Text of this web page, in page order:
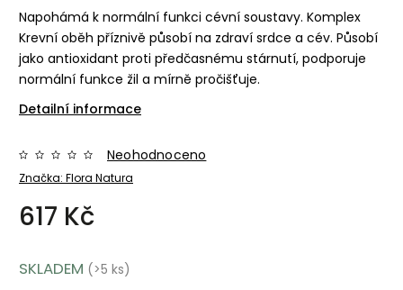
Napohámá k normální funkci cévní soustavy. Komplex
Krevní oběh příznivě působí na zdraví srdce a cév. Působí
jako antioxidant proti předčasnému stárnutí, podporuje
normální funkce žil a mírně pročišťuje.
Detailní informace
Značka: Flora Natura
Neohodnoceno
617 Kč
SKLADEM (>5 ks)